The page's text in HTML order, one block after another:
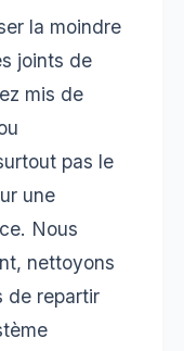
la moindre
joints de
mis de
pas le
une
Nous
nettoyons
de repartir